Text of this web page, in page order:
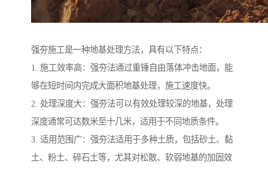
强夯施工是一种地基处理方法，具有以下特点：
1. 施工效率高：强夯法通过重锤自由落体冲击地面，能
够在短时间内完成大面积地基处理，施工速度快。
2. 处理深度大：强夯法可以有效处理较深的地基，处理
深度通常可达数米至十几米，适用于不同地质条件。
3. 适用范围广：强夯法适用于多种土质，包括砂土、黏
土、粉土、碎石土等，尤其对松散、软弱地基的加固效